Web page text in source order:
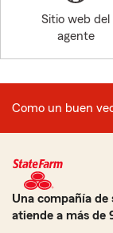
Sitio web del
agente
Como un buen
Una compañía de
atiende a más de